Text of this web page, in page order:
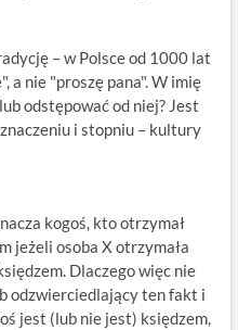
– w Polsce od 1000 lat
a nie "proszę pana". W imię
odstępować od niej? Jest
i stopniu – kultury
kogoś, kto otrzymał
jeżeli osoba X otrzymała
Dlaczego więc nie
odzwierciedlający ten fakt i
jest (lub nie jest) księdzem,